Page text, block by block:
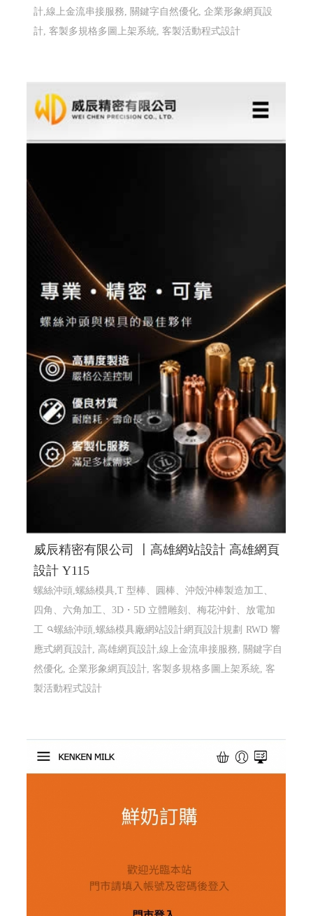
計,線上金流串接服務, 關鍵字自然優化, 企業形象網頁設
計, 客製多規格多圖上架系統, 客製活動程式設計
威辰精密有限公司 〡高雄網站設計 高雄網頁
設計 Y115
螺絲沖頭,螺絲模具,T 型棒、圓棒、沖殼沖棒製造加工、
四角、六角加工、3D・5D 立體雕刻、梅花沖針、放電加
工
螺絲沖頭,螺絲模具廠網站設計網頁設計規劃 RWD 響
應式網頁設計, 高雄網頁設計,線上金流串接服務, 關鍵字自
然優化, 企業形象網頁設計, 客製多規格多圖上架系統, 客
製活動程式設計